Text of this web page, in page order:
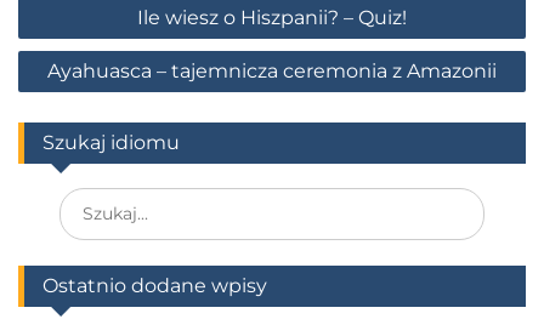
Ile wiesz o Hiszpanii? – Quiz!
Ayahuasca – tajemnicza ceremonia z Amazonii
Szukaj idiomu
Ostatnio dodane wpisy